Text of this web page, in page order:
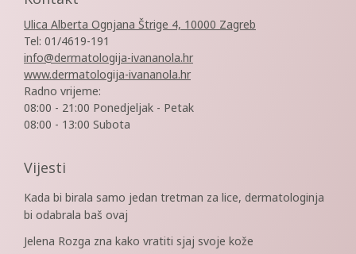
Ulica Alberta Ognjana Štrige 4, 10000 Zagreb
Tel: 01/4619-191
info@dermatologija-ivananola.hr
www.dermatologija-ivananola.hr
Radno vrijeme:
08:00 - 21:00 Ponedjeljak - Petak
08:00 - 13:00 Subota
Vijesti
Kada bi birala samo jedan tretman za lice, dermatologinja
bi odabrala baš ovaj
Jelena Rozga zna kako vratiti sjaj svoje kože